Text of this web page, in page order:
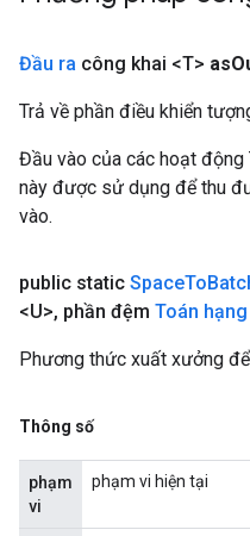
Đầu ra công khai <T> as
Trả về phần điều khiển
Đầu vào của các hoạt
này được sử dụng để thu
vào.
public static SpaceTo
<U>, phần đệm Toán hạng
Phương thức xuất xưởng
Thông số
phạm
vi
phạm vi hiện tại